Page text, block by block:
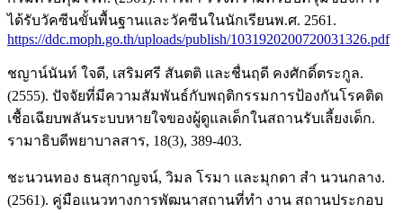
ได้รับวัคซีนขั้นพื้นฐานและวัคซีนในนักเรียนพ.ศ. 2561.
https://ddc.moph.go.th/uploads/publish/1031920200720031326.pdf
ชญาน์นันท์ ใจดี, เสริมศรี สันตติ และชื่นฤดี คงศักดิ์ตระกูล.
(2555). ปัจจัยที่มีความสัมพันธ์กับพฤติกรรมการป้องกันโรคติด
เชื้อเฉียบพลันระบบหายใจของผู้ดูแลเด็กในสถานรับเลี้ยงเด็ก.
รามาธิบดีพยาบาลสาร, 18(3), 389-403.
ชะนวนทอง ธนสุกาญจน์, วิมล โรมา และมุกดา สำ นวนกลาง.
(2561). คู่มือแนวทางการพัฒนาสถานที่ทำ งาน สถานประกอบ